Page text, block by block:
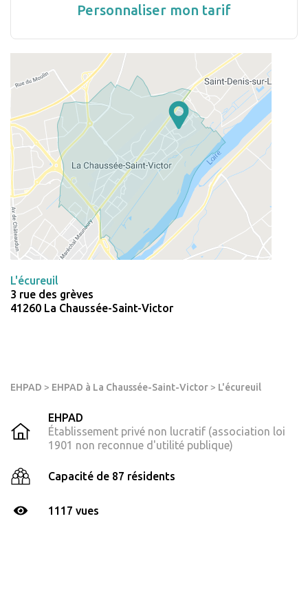
EHPAD > EHPAD à La Chaussée-Saint-Victor > L'écureuil
EHPAD
Établissement privé non lucratif (association loi
1901 non reconnue d'utilité publique)
Capacité de 87 résidents
1117 vues
Personnaliser mon tarif
L'écureuil
3 rue des grèves
41260 La Chaussée-Saint-Victor